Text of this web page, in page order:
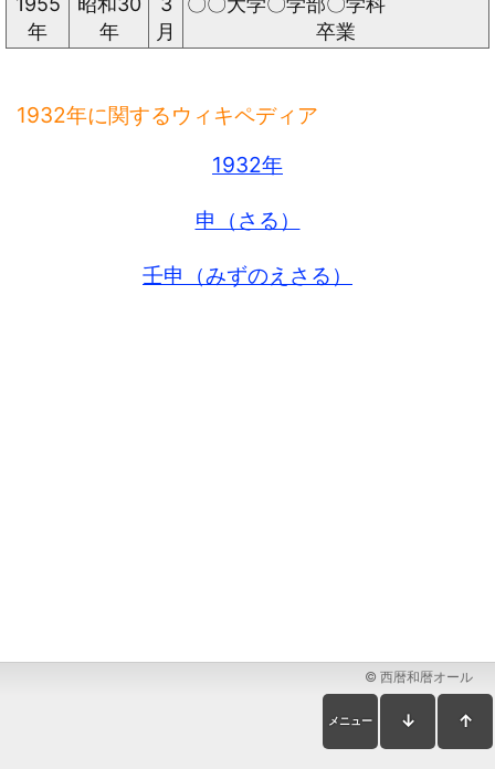
年
年
月
卒業
1932年に関するウィキペディア
1932年
申（さる）
壬申（みずのえさる）
↑
↓
メニュー
© 西暦和暦オール